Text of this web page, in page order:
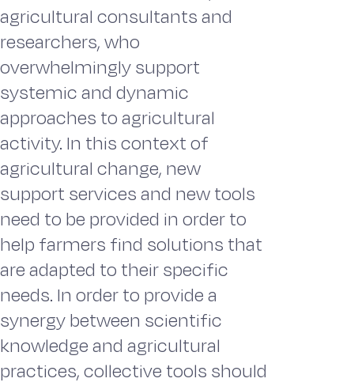
agricultural consultants and
researchers, who
overwhelmingly support
systemic and dynamic
approaches to agricultural
activity. In this context of
agricultural change, new
support services and new tools
need to be provided in order to
help farmers find solutions that
are adapted to their specific
needs. In order to provide a
synergy between scientific
knowledge and agricultural
practices, collective tools should